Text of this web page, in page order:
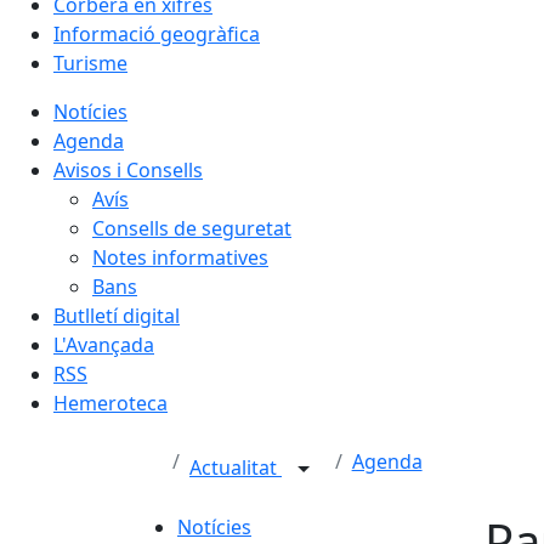
Informació geogràfica
Turisme
Notícies
Agenda
Avisos i Consells
Avís
Consells de seguretat
Notes informatives
Bans
Butlletí digital
L'Avançada
RSS
Hemeroteca
Actualitat Agenda
Notícies